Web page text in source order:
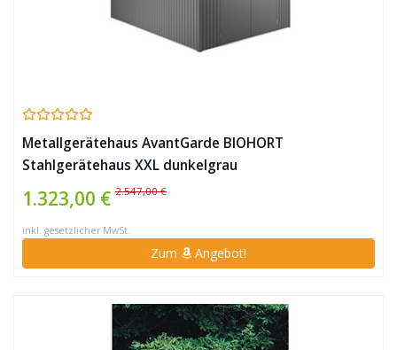
Metallgerätehaus AvantGarde BIOHORT
Stahlgerätehaus XXL dunkelgrau
1.323,00 € 2.547,00 €
inkl. gesetzlicher MwSt.
Zum Angebot!